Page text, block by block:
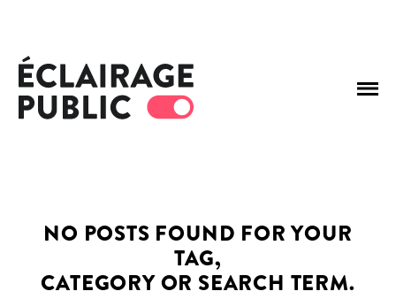
NO POSTS FOUND FOR YOUR
TAG,
CATEGORY OR SEARCH TERM.